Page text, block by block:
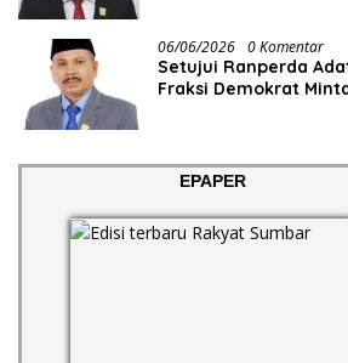
06/06/2026 0 Komentar
Setujui Ranperda
Fraksi Demokrat
EPAPER